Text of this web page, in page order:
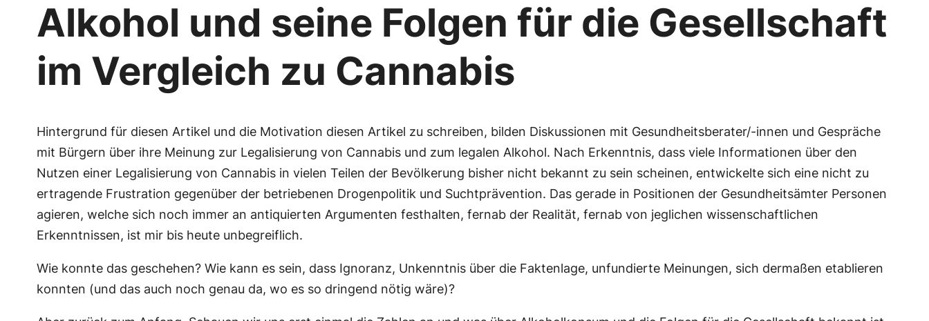
Alkohol und seine Folgen für die Gesellschaft
im Vergleich zu Cannabis
Hintergrund für diesen Artikel und die Motivation diesen Artikel zu schreiben, bilden Diskussionen mit Gesundheitsberater/-innen und Gespräche
mit Bürgern über ihre Meinung zur Legalisierung von Cannabis und zum legalen Alkohol. Nach Erkenntnis, dass viele Informationen über den
Nutzen einer Legalisierung von Cannabis in vielen Teilen der Bevölkerung bisher nicht bekannt zu sein scheinen, entwickelte sich eine nicht zu
ertragende Frustration gegenüber der betriebenen Drogenpolitik und Suchtprävention. Das gerade in Positionen der Gesundheitsämter Personen
agieren, welche sich noch immer an antiquierten Argumenten festhalten, fernab der Realität, fernab von jeglichen wissenschaftlichen
Erkenntnissen, ist mir bis heute unbegreiflich.
Wie konnte das geschehen? Wie kann es sein, dass Ignoranz, Unkenntnis über die Faktenlage, unfundierte Meinungen, sich dermaßen etablieren
konnten (und das auch noch genau da, wo es so dringend nötig wäre)?